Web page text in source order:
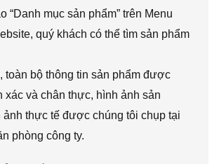
“Danh mục sản phẩm” trên Menu
quý khách có thể tìm sản phẩm
toàn bộ thông tin sản phẩm được
xác và chân thực, hình ảnh sản
ảnh thực tế được chúng tôi chụp tại
phòng công ty.